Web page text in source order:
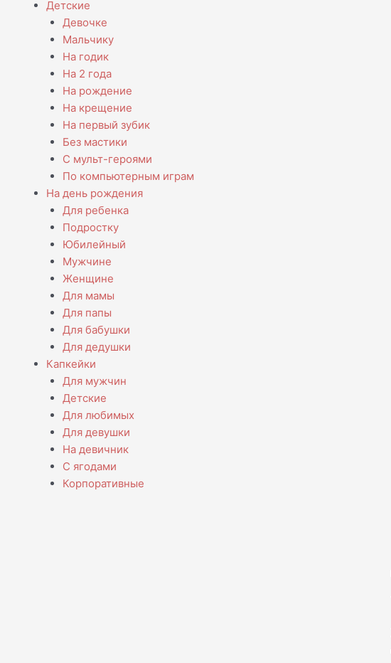
Детские
Девочке
Мальчику
На годик
На 2 года
На рождение
На крещение
На первый зубик
Без мастики
С мульт-героями
По компьютерным играм
На день рождения
Для ребенка
Подростку
Юбилейный
Мужчине
Женщине
Для мамы
Для папы
Для бабушки
Для дедушки
Капкейки
Для мужчин
Детские
Для любимых
Для девушки
На девичник
С ягодами
Корпоративные